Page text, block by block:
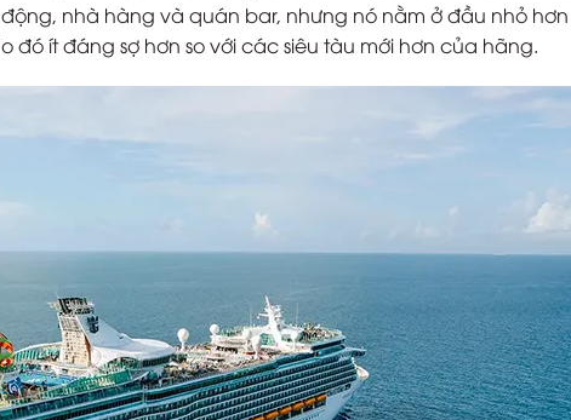
nhà hàng và quán bar, nhưng nó nằm ở đầu nhỏ
ít đáng sợ hơn so với các siêu tàu mới hơn của hãng.